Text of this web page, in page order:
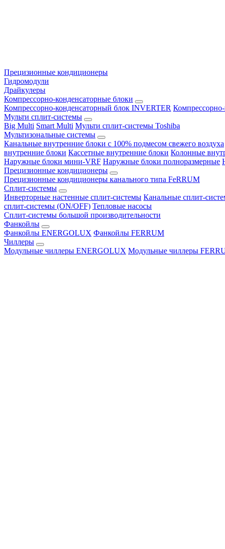
Прецизионные кондиционеры
Гидромодули
Драйкулеры
Компрессорно-конденсаторные блоки
Компрессорно-конденсаторный блок INVERTER
Мульти сплит-системы
Big Multi Smart Multi Мульти сплит-системы Toshiba
Мультизональные системы
Канальные внутренние блоки с 100% подмесом свежего воздуха
внутренние блоки Кассетные внутренние блоки Колонные
Наружные блоки мини-VRF Наружные блоки полноразмерные
Прецизионные кондиционеры
Прецизионные кондиционеры канального типа FeRRUM
Сплит-системы
Инверторные настенные сплит-системы Канальные сплит-
сплит-системы (ON/OFF) Тепловые насосы
Сплит-системы большой производительности
Фанкойлы
Фанкойлы ENERGOLUX Фанкойлы FERRUM
Чиллеры
Модульные чиллеры ENERGOLUX Модульные чиллеры